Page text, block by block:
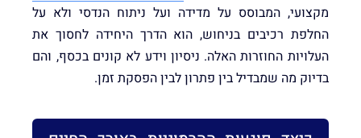
מקצועי, המבוסס על מדידה ועל ניתוח הנדסי ולא על
החלפת רכיבים בניחוש, הוא הדרך היחידה לחסוך את
העלויות החוזרות האלה. ניסיון וידע לא קונים בכסף, והם
בדיוק מה שמבדיל בין פתרון לבין הפסקת זמן.